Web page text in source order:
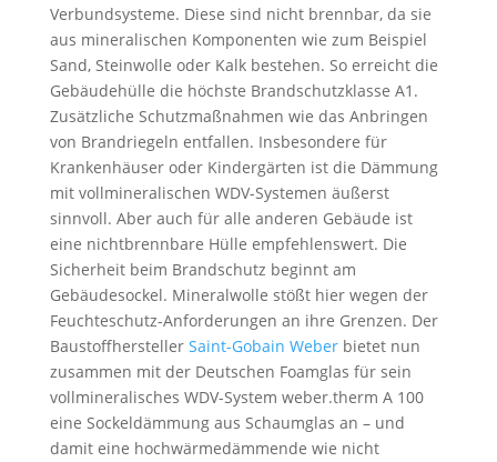
Verbundsysteme. Diese sind nicht brennbar, da sie
aus mineralischen Komponenten wie zum Beispiel
Sand, Steinwolle oder Kalk bestehen. So erreicht die
Gebäudehülle die höchste Brandschutzklasse A1.
Zusätzliche Schutzmaßnahmen wie das Anbringen
von Brandriegeln entfallen. Insbesondere für
Krankenhäuser oder Kindergärten ist die Dämmung
mit vollmineralischen WDV-Systemen äußerst
sinnvoll. Aber auch für alle anderen Gebäude ist
eine nichtbrennbare Hülle empfehlenswert. Die
Sicherheit beim Brandschutz beginnt am
Gebäudesockel. Mineralwolle stößt hier wegen der
Feuchteschutz-Anforderungen an ihre Grenzen. Der
Baustoffhersteller Saint-Gobain Weberbietet nun
zusammen mit der Deutschen Foamglas für sein
vollmineralisches WDV-System weber.therm A 100
eine Sockeldämmung aus Schaumglas an – und
damit eine hochwärmedämmende wie nicht